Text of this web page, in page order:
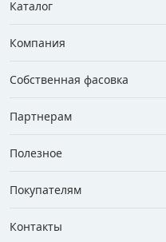
Каталог
Компания
Собственная фасовка
Партнерам
Полезное
Покупателям
Контакты